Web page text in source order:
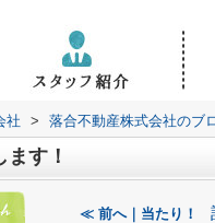
社 > 落合不動産株式会社のブ
す！
≪ 前へ｜当たり！